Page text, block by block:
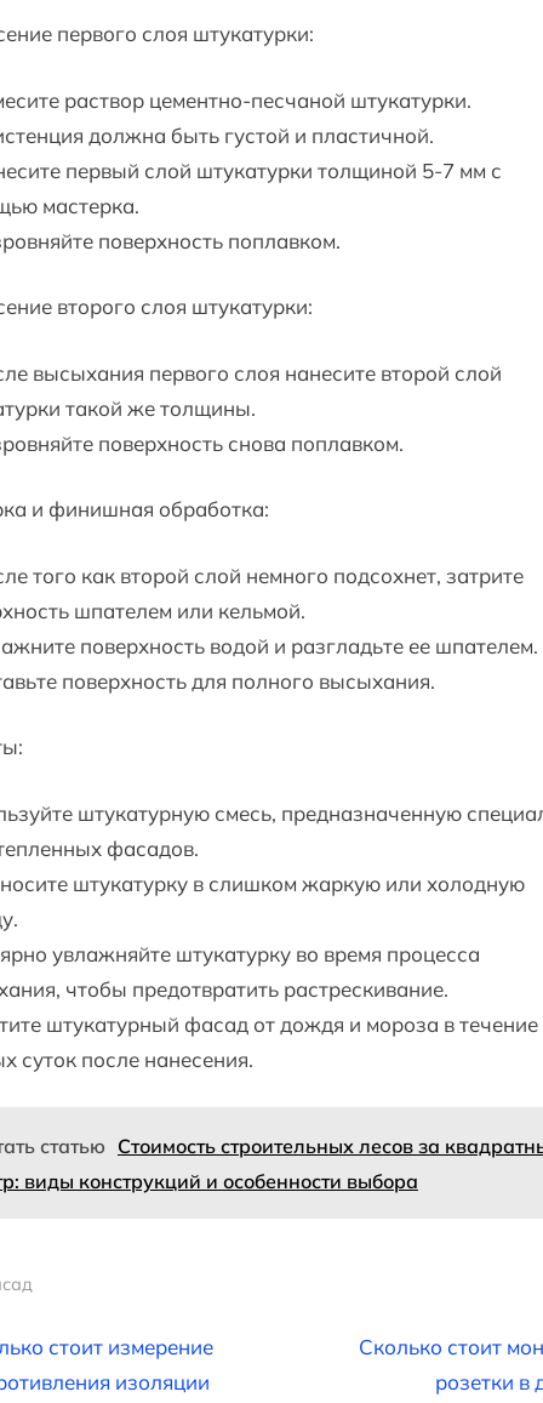
первого слоя штукатурки:
раствор цементно-песчаной штукатурки.
должна быть густой и пластичной.
первый слой штукатурки толщиной 5-7 мм с
мастерка.
поверхность поплавком.
второго слоя штукатурки:
высыхания первого слоя нанесите второй слой
такой же толщины.
поверхность снова поплавком.
и финишная обработка:
того как второй слой немного подсохнет, затрите
шпателем или кельмой.
поверхность водой и разгладьте ее шпателем.
поверхность для полного высыхания.
штукатурную смесь, предназначенную
фасадов.
штукатурку в слишком жаркую или холодную
увлажняйте штукатурку во время процесса
чтобы предотвратить растрескивание.
штукатурный фасад от дождя и мороза в течение
суток после нанесения.
статью
Стоимость строительных лесов за
виды конструкций и особенности выбора
стоит измерение
изоляции
N
Сколько стоит
розетки в